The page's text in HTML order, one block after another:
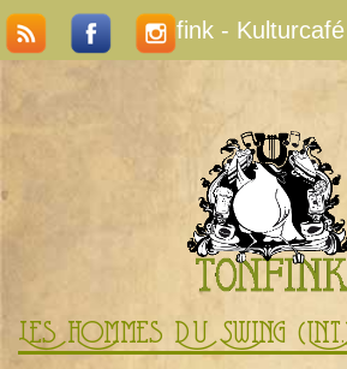
Tonfink -
Les Hommes Du Swing